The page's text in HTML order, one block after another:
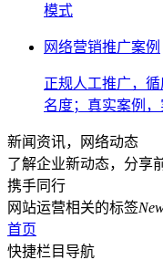
模式
网络营销推广案例
正规人工推广，
名度；真实案例
新闻资讯，网络动态
了解企业新动态，分享
携手同行
网站运营相关的标签
首页
快捷栏目导航